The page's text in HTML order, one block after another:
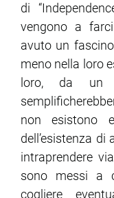
di
vengono a
avuto un
meno nella loro
loro, da
non esistono
dell’esistenza
intraprendere
sono messi a
cogliere